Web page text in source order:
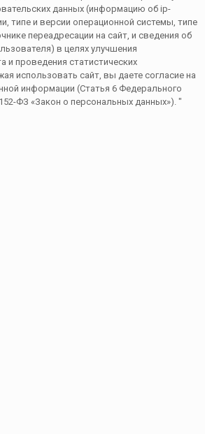
данных (информацию об ip-
типе и версии операционной системы, типе
переадресации на сайт, и сведения об
в целях улучшения
и проведения статистических
использовать сайт, вы даете согласие на
информации (Статья 6 Федерального
ФЗ «Закон о персональных данных»). "